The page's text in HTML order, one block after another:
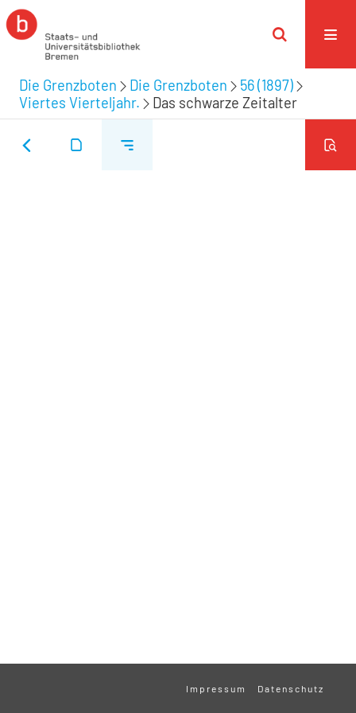
Die Grenzboten Die Grenzboten
56 (1897)
Viertes Vierteljahr.
Das schwarze Zeitalter
Impressum Datenschutz